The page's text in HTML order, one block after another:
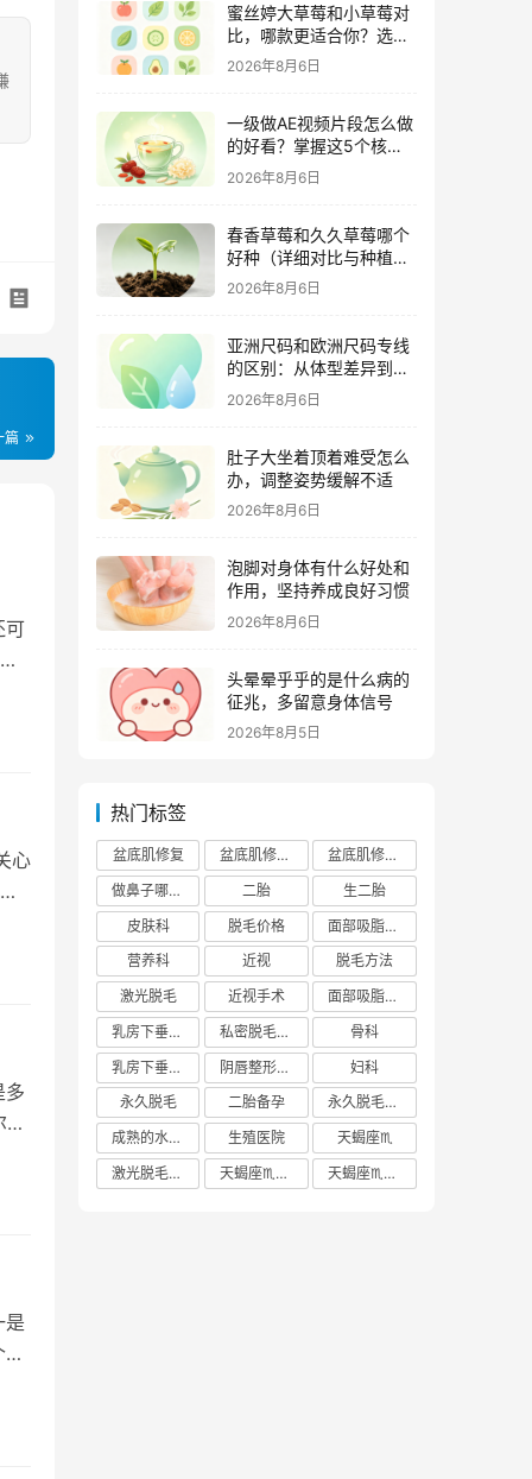
篇
可
心
多
是
蜜丝婷大草莓和小草莓对
比，哪款更适合你？选购
指南全解析
2026年8月6日
一级做AE视频片段怎么做
的好看？掌握这5个核心
技巧
2026年8月6日
春香草莓和久久草莓哪个
好种（详细对比与种植指
南）
2026年8月6日
亚洲尺码和欧洲尺码专线
的区别：从体型差异到购
物避坑指南
2026年8月6日
肚子大坐着顶着难受怎么
办，调整姿势缓解不适
2026年8月6日
泡脚对身体有什么好处和
作用，坚持养成良好习惯
2026年8月6日
头晕晕乎乎的是什么病的
征兆，多留意身体信号
2026年8月5日
热门标签
盆底肌修复 盆底肌修复医院排行榜
盆底肌修复多少钱
做鼻子哪个正规医院比较出名
二胎
生二胎
皮肤科
脱毛价格
面部吸脂费用
营养科
近视
脱毛方法
激光脱毛
近视手术
面部吸脂多少钱
乳房下垂矫正价格
私密脱毛方法
骨科
乳房下垂矫正费用
阴唇整形手术多少钱
妇科
永久脱毛
二胎备孕
永久脱毛方法
成熟的水蜜桃
生殖医院
天蝎座♏️
激光脱毛价格
天蝎座♏️女生 天蝎座♏️男生